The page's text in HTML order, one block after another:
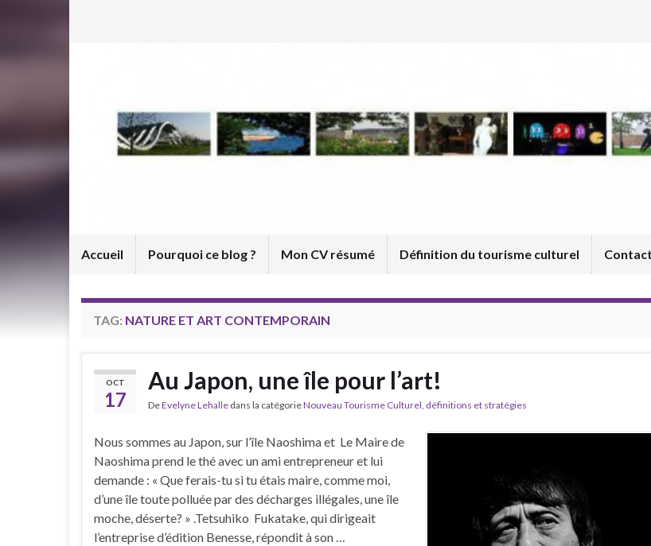
Accueil Pourquoi ce blog ? Mon CV résumé Définition du tourisme culturel Contact
TAG: NATURE ET ART CONTEMPORAIN
OCT
17
Au Japon, une île pour l’art!
DeEvelyne Lehalle dans la catégorieNouveau Tourisme Culturel, définitions et stratégies
Nous sommes au Japon, sur l’île Naoshima et Le Maire de
Naoshima prend le thé avec un ami entrepreneur et lui
demande : « Que ferais-tu si tu étais maire, comme moi,
d’une île toute polluée par des décharges illégales, une île
moche, déserte? » .Tetsuhiko Fukatake, qui dirigeait
l’entreprise d’édition Benesse, répondit à son …